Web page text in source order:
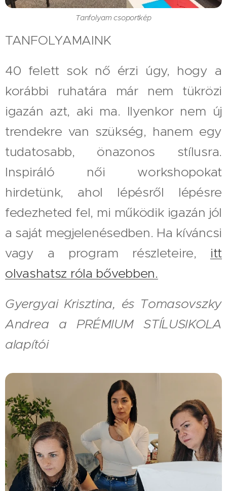
Tanfolyam csoportkép
TANFOLYAMAINK
40 felett sok nő érzi úgy, hogy a
korábbi ruhatára már nem tükrözi
igazán azt, aki ma. Ilyenkor nem új
trendekre van szükség, hanem egy
tudatosabb, önazonos stílusra.
Inspiráló női workshopokat
hirdetünk, ahol lépésről lépésre
fedezheted fel, mi működik igazán jól
a saját megjelenésedben. Ha kíváncsi
vagy a program részleteire, itt
olvashatsz róla bővebben.
Gyergyai Krisztina, és Tomasovszky
Andrea a PRÉMIUM STÍLUSIKOLA
alapítói